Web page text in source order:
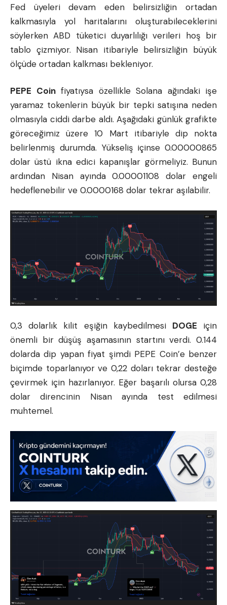
Fed üyeleri devam eden belirsizliğin ortadan
kalkmasıyla yol haritalarını oluşturabileceklerini
söylerken ABD tüketici duyarlılığı verileri hoş bir
tablo çizmiyor. Nisan itibariyle belirsizliğin büyük
ölçüde ortadan kalkması bekleniyor.
PEPE Coinfiyatıysa özellikle Solana ağındaki işe
yaramaz tokenlerin büyük bir tepki satışına neden
olmasıyla ciddi darbe aldı. Aşağıdaki günlük grafikte
göreceğimiz üzere 10 Mart itibariyle dip nokta
belirlenmiş durumda. Yükseliş içinse 0.00000865
dolar üstü ikna edici kapanışlar görmeliyiz. Bunun
ardından Nisan ayında 0.00001108 dolar engeli
hedeflenebilir ve 0.0000168 dolar tekrar aşılabilir.
0,3 dolarlık kilit eşiğin kaybedilmesi DOGE için
önemli bir düşüş aşamasının startını verdi. 0.144
dolarda dip yapan fiyat şimdi PEPE Coin’e benzer
biçimde toparlanıyor ve 0,22 doları tekrar desteğe
çevirmek için hazırlanıyor. Eğer başarılı olursa 0,28
dolar direncinin Nisan ayında test edilmesi
muhtemel.